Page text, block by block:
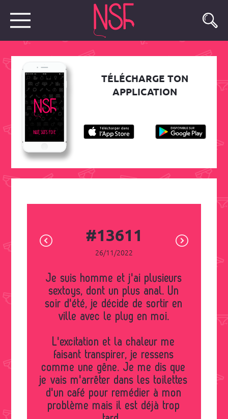
TÉLÉCHARGE TON
APPLICATION
#13611
26/11/2022
Je suis homme et j'ai plusieurs
sextoys, dont un plus anal. Un
soir d'été, je décide de sortir en
ville avec le plug en moi.
L'excitation et la chaleur me
faisant transpirer, je ressens
comme une gêne. Je me dis que
je vais m'arrêter dans les toilettes
d'un café pour remédier à mon
problème mais il est déjà trop